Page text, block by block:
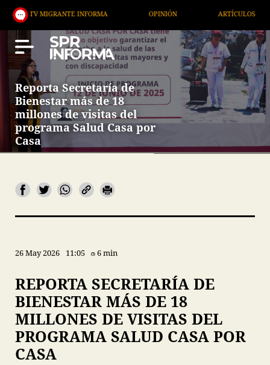
MIGRANTE INFORMA ARTÍCULOS
Reporta Secretaría de
Bienestar más de 18
millones de visitas del
programa Salud Casa por
Casa
26 May 2026 11:05 6 min
REPORTA SECRETARÍA DE
BIENESTAR MÁS DE 18
MILLONES DE VISITAS DEL
PROGRAMA SALUD CASA POR
CASA